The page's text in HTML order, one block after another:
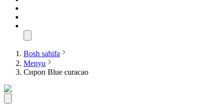
Bosh sahifa
Menyu
Сироп Blue curacao